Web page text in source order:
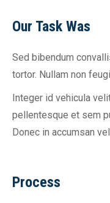
Our Task Was
Sed bibendum
tortor. Nullam non
Integer id vehicula
pellentesque et sem
Donec in accumsan
Process